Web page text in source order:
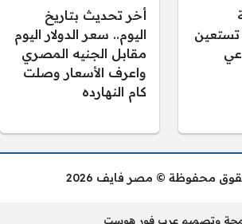
برمضان 2026 تستعين
أخر تحديث بتاريخ
اليوم.. سعر الدولار اليوم
مقابل الجنيه المصري
واعرف الأسعار وصلت
كام النهارده
محفوظة © مصر فايف 2026
وتصميم عرب فور هوست